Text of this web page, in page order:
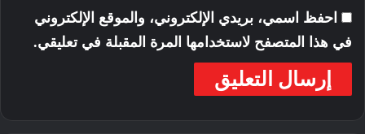
احفظ اسمي، بريدي الإلكتروني، والموقع الإلكتروني
في هذا المتصفح لاستخدامها المرة المقبلة في تعليقي.